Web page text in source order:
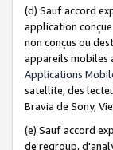
(d) Sauf accord
application
non conçus ou
appareils mobiles
Applications
satellite, des
Bravia de Sony,
(e) Sauf accord
de regroup,